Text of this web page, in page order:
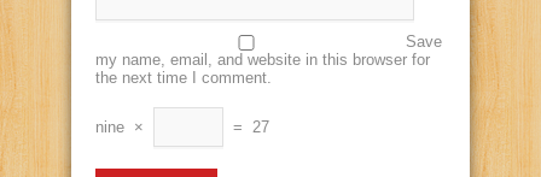
Save
my name, email, and website in this browser for
the next time I comment.
nine × = 27